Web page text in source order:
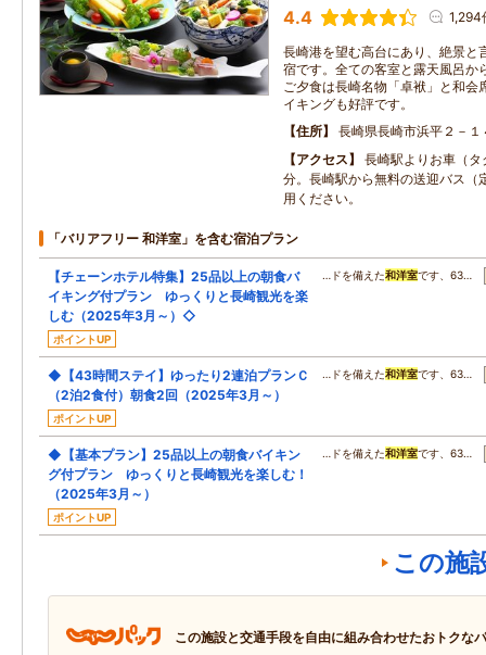
4.4 1,294
長崎港を望む高台にあり、絶景と
宿です。全ての客室と露天風呂か
ご夕食は長崎名物「卓袱」と和会
イキングも好評です。
住所
長崎県長崎市浜平２－１
アクセス
長崎駅よりお車（
分。長崎駅から無料の送迎バス（
用ください。
「バリアフリー 和洋室」を含む宿泊プラン
【チェーンホテル特集】25品以上の朝食バ
イキング付プラン ゆっくりと長崎観光を楽
しむ（2025年3月～）◇
ポイントUP
…ドを備えた和洋室です、63…
◆【43時間ステイ】ゆったり2連泊プランＣ
（2泊2食付）朝食2回（2025年3月～）
ポイントUP
…ドを備えた和洋室です、63…
◆【基本プラン】25品以上の朝食バイキン
グ付プラン ゆっくりと長崎観光を楽しむ！
（2025年3月～）
ポイントUP
…ドを備えた和洋室です、63…
この施
この施設と交通手段を自由に組み合わせたおトクな